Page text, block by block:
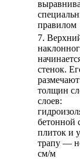
правилом
7.
стенок.
толщин
слоев:
бетонной
плиток и
трапу —
см/м